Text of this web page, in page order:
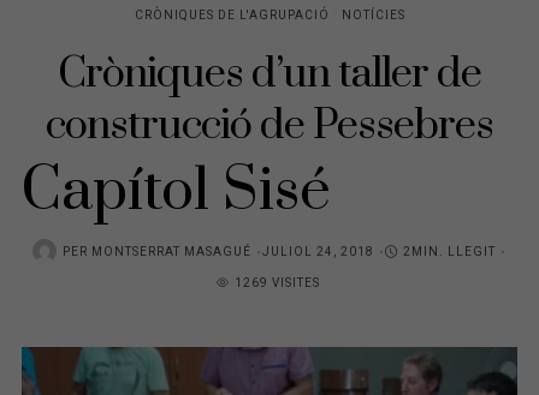
CRÒNIQUES DE L'AGRUPACIÓ NOTÍCIES
Cròniques d’un taller de
construcció de Pessebres
Capítol Sisé
PER MONTSERRAT MASAGUÉ
P
O
T
JULIOL 24, 2018
2MIN. LLEGIT
1269 VISITES